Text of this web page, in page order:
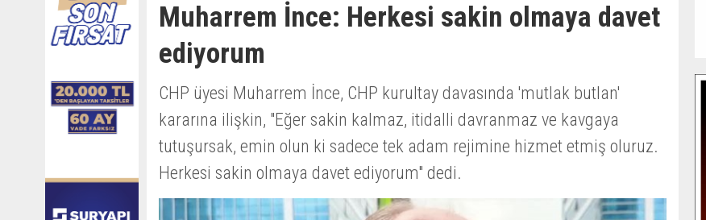
Muharrem İnce: Herkesi sakin olmaya davet
ediyorum
CHP üyesi Muharrem İnce, CHP kurultay davasında 'mutlak butlan'
kararına ilişkin, "Eğer sakin kalmaz, itidalli davranmaz ve kavgaya
tutuşursak, emin olun ki sadece tek adam rejimine hizmet etmiş oluruz.
Herkesi sakin olmaya davet ediyorum" dedi.